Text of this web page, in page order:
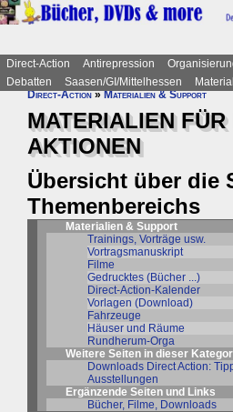
Direct-Action Antirepression
Debatten
Saasen/GI/Mittelhessen
Direct-Action»Materialien & Support
MATERIALIEN FÜR
AKTIONEN
Übersicht über die
Themenbereichs
Materialien & Support
Trainings, Vorträge usw.
Vortragsmanuskript
Filme
Gedrucktes (Bücher ...)
Direct-Action-Kalender
Vorlagen (Download)
Fahrzeuge
Häuser und Räume
Rundherum-Orga
Weitere Seiten in dieser
Downloads Direct Action:
Ausstellungen
Ergänzende Seiten und Links
Bücher, Filme, Downloads